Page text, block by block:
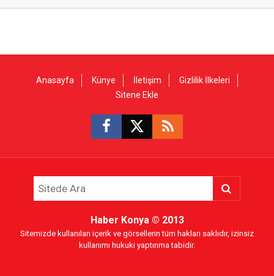
Anasayfa Künye İletişim
Gizlilik İlkeleri
Sitene Ekle
Haber Konya© 2013
Sitemizde kullanılan içerik ve görsellerin tüm hakları saklıdır, izinsiz
kullanımı hukuki yaptırıma tabidir.